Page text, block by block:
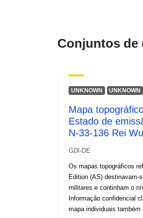
Conjuntos de
UNKNOWN UNKNOWN
Mapa
Estado de
N-33-136 Rei
GDI-DE
Os mapas topográficos
Edition (AS) destinavam-
militares e continham o
Informação confidencial
mapa individuais